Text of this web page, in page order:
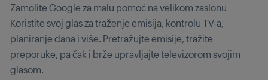
Zamolite Google za malu pomoć na velikom zaslonu
Koristite svoj glas za traženje emisija, kontrolu TV-a,
planiranje dana i više. Pretražujte emisije, tražite
preporuke, pa čak i brže upravljajte televizorom svojim
glasom.